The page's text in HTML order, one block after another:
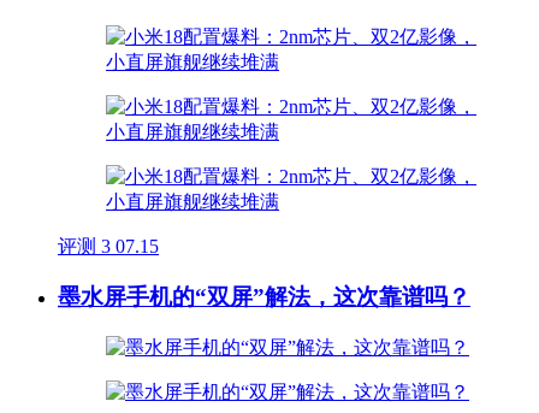
评测 3 07.15
墨水屏手机的“双屏”解法，这次靠谱吗？